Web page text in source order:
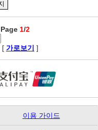
Page 1/2
[ 가로보기 ]
이용 가이드